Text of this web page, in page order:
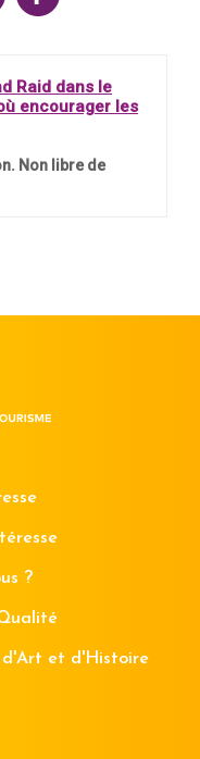
Raid dans le
encourager les
Non libre de
?
d'Art et d'Histoire